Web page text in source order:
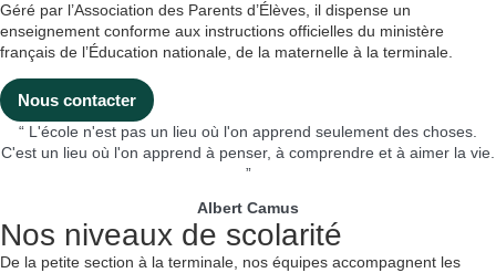
Géré par l’Association des Parents d’Élèves, il dispense un
enseignement conforme aux instructions officielles du ministère
français de l’Éducation nationale, de la maternelle à la terminale.
Nous contacter
“ L'école n'est pas un lieu où l'on apprend seulement des choses.
C'est un lieu où l'on apprend à penser, à comprendre et à aimer la vie.
”
Albert Camus
Nos niveaux de scolarité
De la petite section à la terminale, nos équipes accompagnent les